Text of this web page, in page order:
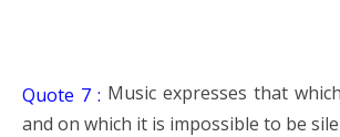
Quote 7 : Music expresses that
and on which it is impossible to be